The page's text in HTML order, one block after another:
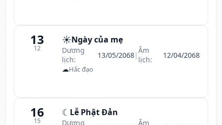
13
12
☀️Ngày của mẹ
Dương
lịch:
13/05/2068|Âm
lịch:
12/04/2068
☁Hắc đạo
16
15
☾ Lễ Phật Đản
Dương
Âm